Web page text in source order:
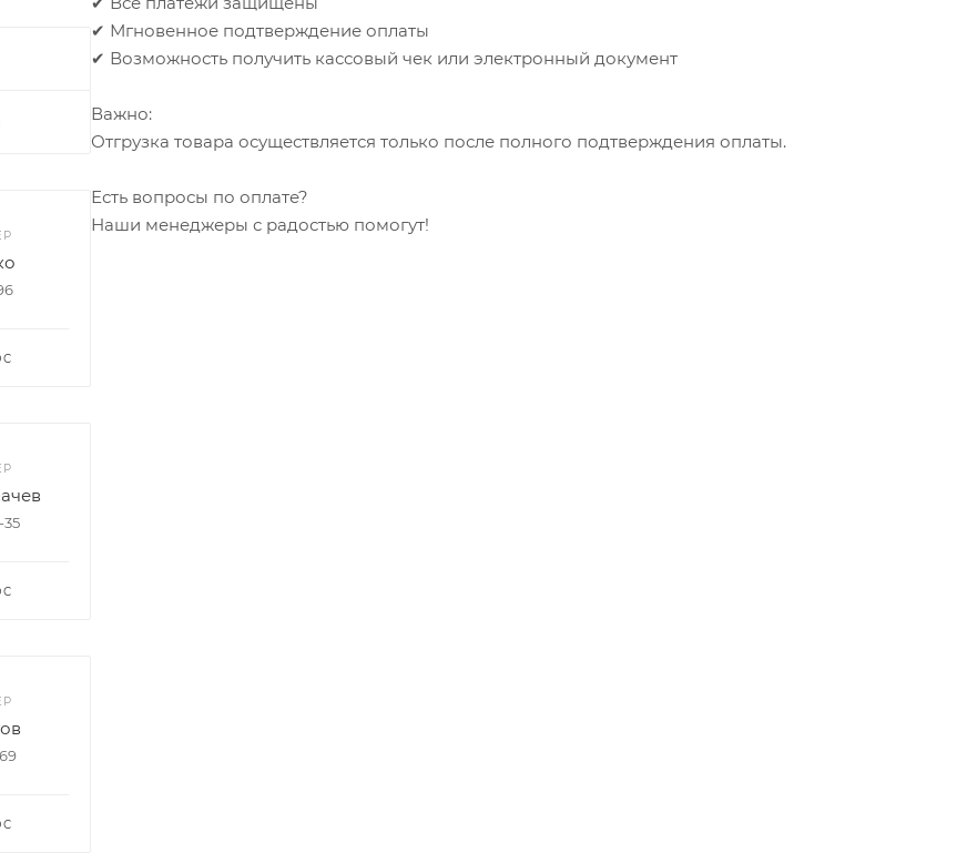
✔ Мгновенное подтверждение оплаты
✔ Возможность получить кассовый чек или электронный документ
Важно:
Отгрузка товара осуществляется только после полного подтверждения оплаты.
Есть вопросы по оплате?
Наши менеджеры с радостью помогут!
35